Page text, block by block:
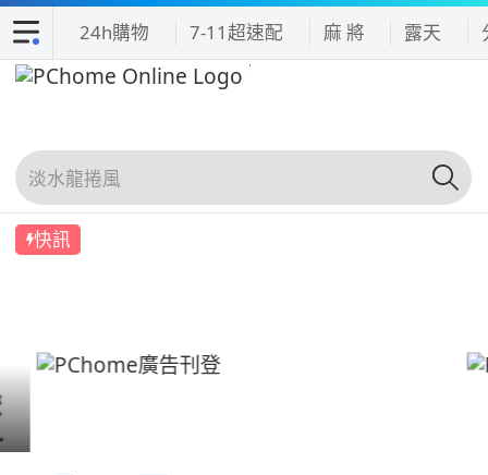
24h購物 7-11超速配 麻 將 露天
快訊